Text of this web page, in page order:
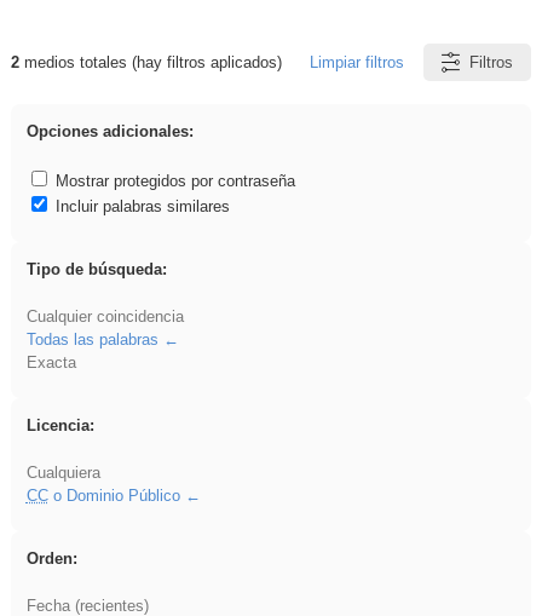
Resultados de: flecha
2medios totales (hay filtros aplicados) Limpiar filtros Filtros
Opciones adicionales:
Mostrar protegidos por contraseña
Incluir palabras similares
Tipo de búsqueda:
Cualquier coincidencia
Todas las palabras
Exacta
Licencia:
Cualquiera
CCo Dominio Público
Orden:
Fecha (recientes)